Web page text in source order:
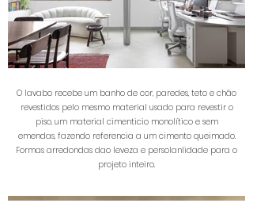
O lavabo recebe um banho de cor, paredes, teto e chão
revestidos pelo mesmo material usado para revestir o
piso, um material cimenticio monolítico e sem
emendas, fazendo referencia a um cimento queimado.
Formas arredondas dao leveza e persolanlidade para o
projeto inteiro.